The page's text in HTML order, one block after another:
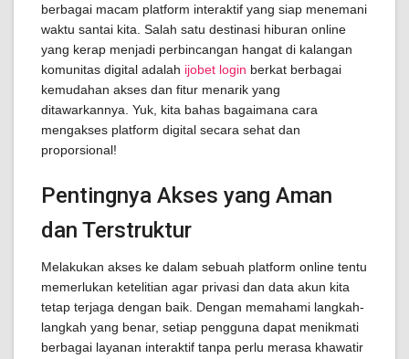
berbagai macam platform interaktif yang siap menemani
waktu santai kita. Salah satu destinasi hiburan online
yang kerap menjadi perbincangan hangat di kalangan
komunitas digital adalah ijobet login berkat berbagai
kemudahan akses dan fitur menarik yang
ditawarkannya. Yuk, kita bahas bagaimana cara
mengakses platform digital secara sehat dan
proporsional!
Pentingnya Akses yang Aman
dan Terstruktur
Melakukan akses ke dalam sebuah platform online tentu
memerlukan ketelitian agar privasi dan data akun kita
tetap terjaga dengan baik. Dengan memahami langkah-
langkah yang benar, setiap pengguna dapat menikmati
berbagai layanan interaktif tanpa perlu merasa khawatir